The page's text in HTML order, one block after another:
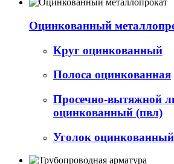
Оцинкованный
Круг оцинкованный
Полоса оцинкованная
Просечно-вытяжной
оцинкованный (пвл)
Уголок оцинкованный